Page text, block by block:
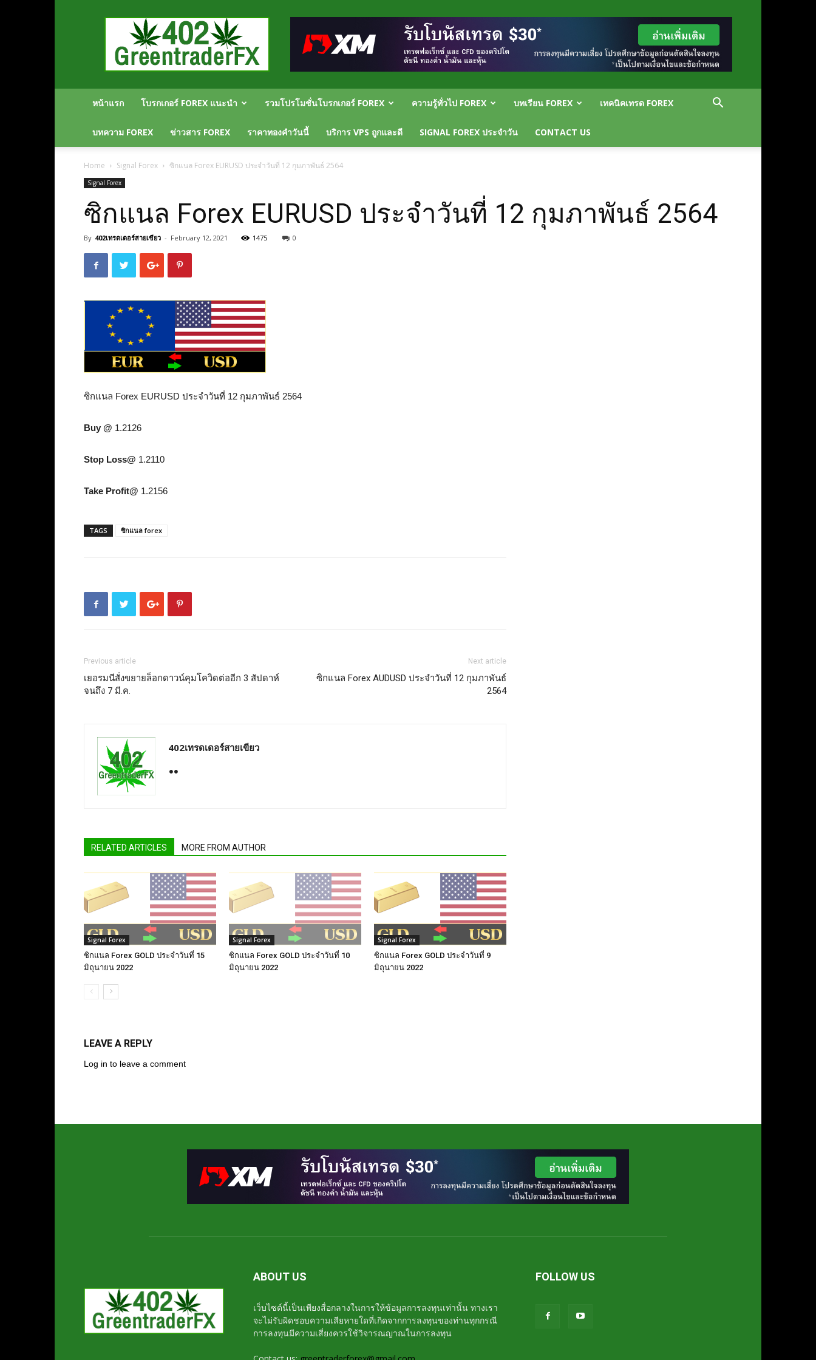
Greentraderfx
ความ
รู้
FOREX
เปิด
บัญชี
FOREX
หน้าแรก โบรกเกอร์ FOREX แนะนำ รวมโปรโมชั่นโบรกเกอร์ FOREX ความรู้ทั่วไป FOREX บทเรียน FOREX เทคนิคเทรด FOREX
บทความ FOREX ข่าวสาร FOREX ราคาทองคำวันนี้ บริการ VPS ถูกและดี SIGNAL FOREX ประจำวัน CONTACT US
Home Signal Forex ซิกแนล Forex EURUSD ประจำวันที่ 12 กุมภาพันธ์ 2564
Signal Forex
ซิกแนล Forex EURUSD ประจำวันที่ 12 กุมภาพันธ์ 2564
By 402เทรดเดอร์สายเขียว - February 12, 2021 1475 0
ซิกแนล Forex EURUSD ประจำวันที่ 12 กุมภาพันธ์ 2564
Buy @ 1.2126
Stop Loss@ 1.2110
Take Profit@ 1.2156
TAGS ซิกแนล forex
Previous article
เยอรมนีสั่งขยายล็อกดาวน์คุมโควิดต่ออีก 3 สัปดาห์
จนถึง 7 มี.ค.
Next article
ซิกแนล Forex AUDUSD ประจำวันที่ 12 กุมภาพันธ์
2564
402เทรดเดอร์สายเขียว
RELATED ARTICLES MORE FROM AUTHOR
Signal Forex
ซิกแนล Forex GOLD ประจำวันที่ 15
มิถุนายน 2022
Signal Forex
ซิกแนล Forex GOLD ประจำวันที่ 10
มิถุนายน 2022
Signal Forex
ซิกแนล Forex GOLD ประจำวันที่ 9
มิถุนายน 2022
LEAVE A REPLY
Log in to leave a comment
ABOUT US
เว็บไซต์นี้เป็นเพียงสื่อกลางในการให้ข้อมูลการลงทุนเท่านั้น ทางเรา
จะไม่รับผิดชอบความเสียหายใดที่เกิดจากการลงทุนของท่านทุกกรณี
การลงทุนมีความเสี่ยงควรใช้วิจารณญาณในการลงทุน
FOLLOW US